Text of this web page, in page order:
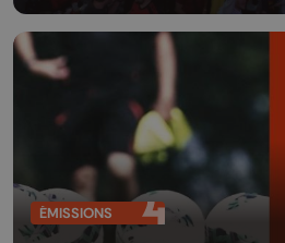
ÉMISSIONS